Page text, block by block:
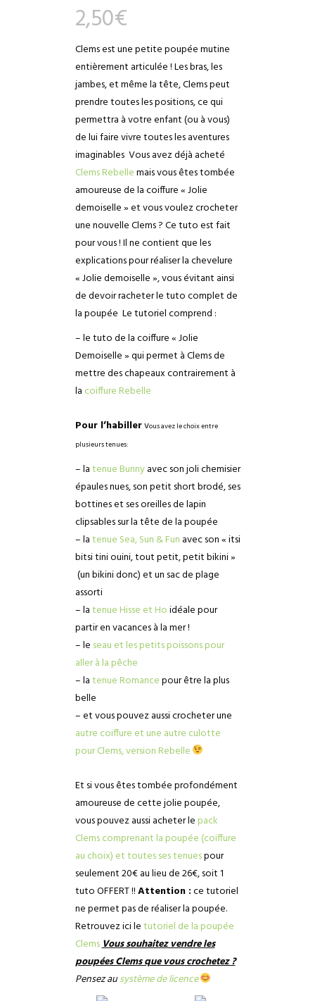
2,50€
Clems est une petite poupée mutine
entièrement articulée ! Les bras, les
jambes, et même la tête, Clems peut
prendre toutes les positions, ce qui
permettra à votre enfant (ou à vous)
de lui faire vivre toutes les aventures
imaginables Vous avez déjà acheté
Clems Rebellemais vous êtes tombée
amoureuse de la coiffure « Jolie
demoiselle » et vous voulez crocheter
une nouvelle Clems ? Ce tuto est fait
pour vous ! Il ne contient que les
explications pour réaliser la chevelure
« Jolie demoiselle », vous évitant ainsi
de devoir racheter le tuto complet de
la poupée Le tutoriel comprend :
– le tuto de la coiffure « Jolie
Demoiselle » qui permet à Clems de
mettre des chapeaux contrairement à
la coiffure Rebelle
Pour l’habillervous avez le choix entre
plusieurs tenues:
– latenue Bunnyavec son joli chemisier
épaules nues, son petit short brodé, ses
bottines et ses oreilles de lapin
clipsables sur la tête de la poupée
– latenue Sea, Sun & Fun avec son « itsi
bitsi tini ouini, tout petit, petit bikini »
(un bikini donc) et un sac de plage
assorti
– latenue Hisse et Hoidéale pour
partir en vacances à la mer !
– le seau et les petits poissons pour
aller à la pêche
– latenue Romancepour être la plus
belle
– et vous pouvez aussi crocheter une
autre coiffure et une autre culotte
pour Clems, version Rebelle
Et si vous êtes tombée profondément
amoureuse de cette jolie poupée,
vous pouvez aussi acheter le pack
Clems comprenant la poupée (coiffure
au choix) et toutes ses tenuespour
seulement 20€ au lieu de 26€, soit 1
tuto OFFERT !!Attention :ce tutoriel
ne permet pas de réaliser la poupée.
Retrouvez ici letutoriel de la poupée
ClemsVous souhaitez vendre les
poupées Clems que vous crochetez ?
Pensez ausystème de licence